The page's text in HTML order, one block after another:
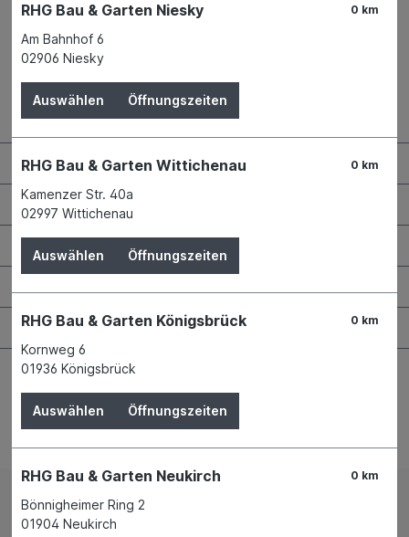
Kontaktdaten und Öffnungszeiten
RHG Helfer
Wissenswertes
Maschinen & Werkzeuge
Garten & Landschaftsbau
Impressum
0 km
RHG Bau & Garten Niesky
Am Bahnhof 6
02906 Niesky
Auswählen Öffnungszeiten
0 km
RHG Bau & Garten Wittichenau
Kamenzer Str. 40a
02997 Wittichenau
Auswählen Öffnungszeiten
0 km
RHG Bau & Garten Königsbrück
Kornweg 6
01936 Königsbrück
Auswählen Öffnungszeiten
0 km
RHG Bau & Garten Neukirch
Bönnigheimer Ring 2
01904 Neukirch